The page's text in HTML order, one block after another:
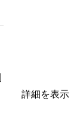
詳細を表示